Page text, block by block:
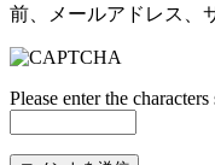
前、メールアドレス、
Please enter the